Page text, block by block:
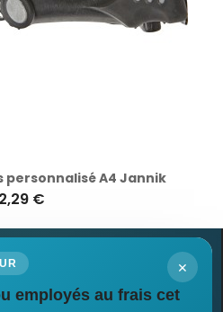
A4 Jannik
2,29 €
×
employés au frais cet